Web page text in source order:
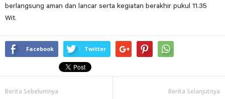
berlangsung aman dan lancar serta kegiatan berakhir pukul 11.35
Wit.
Facebook Twitter
Berita Sebelumnya Berita Selanjutnya